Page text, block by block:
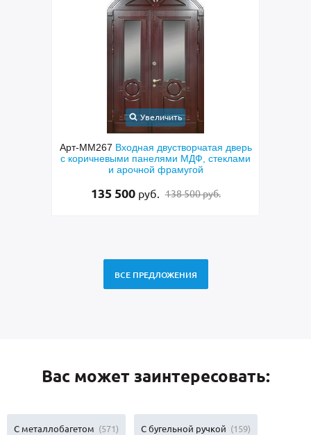
Увеличить
Арт-ММ289Металлическая полуторная
техническая дверь со стеклом, ручкой-
скобой и зеленой порошковой покраской
30 000руб. 19 500 руб.
ВСЕ ПРЕДЛОЖЕНИЯ
Вас может заинтересовать:
С металлобагетом (571) С бугельной ручкой (159)